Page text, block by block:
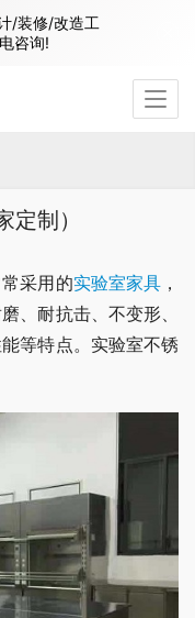
制）
采用的实验室家具 ，
、耐抗击、不变形、
等特点。实验室不锈
/装修/改造工
咨询!